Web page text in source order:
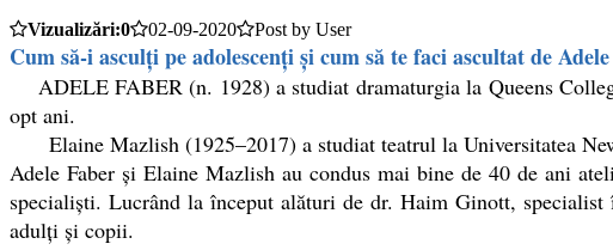
Vizualizări:0
02-09-2020 Post by User
Cum să-i asculţi pe adolescenţi şi cum să te faci ascultat de
ADELE FABER (n. 1928) a studiat dramaturgia la Queens
opt ani.
Elaine Mazlish (1925–2017) a studiat teatrul la Universitatea
Adele Faber şi Elaine Mazlish au condus mai bine de 40 de ani
specialişti. Lucrând la început alături de dr. Haim Ginott,
adulţi şi copii.